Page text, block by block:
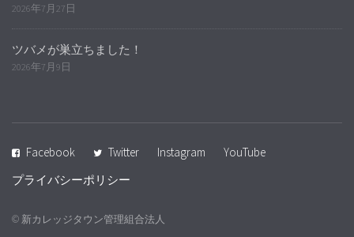
2026年7月27日
ツバメが巣立ちました！
2026年7月9日
Facebook Twitter Instagram
YouTube
プライバシーポリシー
© 新カレッジタウン管理組合法人